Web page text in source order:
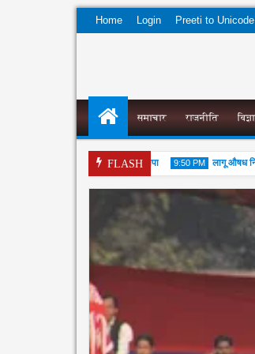
Home Login Preeti to Unicode
समाचार राजनीति
FLASH
निगमको प्रादेशिक कार्यालयमा छापा 9:50 PM
04 Aug
लागू औषध